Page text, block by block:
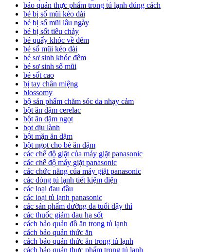
bảo quản thực phẩm trong tủ lạnh đúng cách
bé bị sổ mũi kéo dài
bé bị sổ mũi lâu ngày
bé bị sốt tiêu chảy
bé quấy khóc về đêm
bé sổ mũi kéo dài
bé sơ sinh khóc đêm
bé sơ sinh sổ mũi
bé sốt cao
bị tay chân miệng
blossomy
bộ sản phẩm chăm sóc da nhạy cảm
bột ăn dặm cerelac
bột ăn dặm ngọt
bọt dịu lành
bột mặn ăn dặm
bột ngọt cho bé ăn dặm
các chế độ giặt của máy giặt panasonic
các chế độ máy giặt panasonic
các chức năng của máy giặt panasonic
các dòng tủ lạnh tiết kiệm điện
các loại đau đầu
các loại tủ lạnh panasonic
các sản phẩm dưỡng da tuổi dậy thì
các thuốc giảm đau hạ sốt
cách bảo quản đồ ăn trong tủ lạnh
cách bảo quản thức ăn
cách bảo quản thức ăn trong tủ lạnh
cách bảo quản thực phẩm trong tủ lạnh